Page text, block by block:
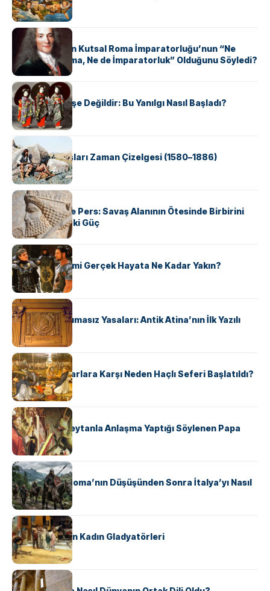
KÜLTÜR
Voltaire Neden Kutsal Roma İmparatorluğu’nun “Ne
Kutsal, Ne Roma, Ne de İmparatorluk” Olduğunu Söyledi?
KÜLTÜR
Geyşalar Fahişe Değildir: Bu Yanılgı Nasıl Başladı?
KÜLTÜR
Apache Savaşları Zaman Çizelgesi (1580–1886)
KÜLTÜR
Antik Yunan ve Pers: Savaş Alanının Ötesinde Birbirini
Şekillendiren İki Güç
KÜLTÜR
‘Gladiator’ Filmi Gerçek Hayata Ne Kadar Yakın?
KÜLTÜR
Draco’nun Acımasız Yasaları: Antik Atina’nın İlk Yazılı
Hukuk Kodu
KÜLTÜR
Avrupalı ​​Katharlara Karşı Neden Haçlı Seferi Başlatıldı?
KÜLTÜR
II. Silvester: Şeytanla Anlaşma Yaptığı Söylenen Papa
KÜLTÜR
Ostrogotlar Roma’nın Düşüşünden Sonra İtalya’yı Nasıl
Ele Geçirdi?
KÜLTÜR
Antik Roma’nın Kadın Gladyatörleri
KÜLTÜR